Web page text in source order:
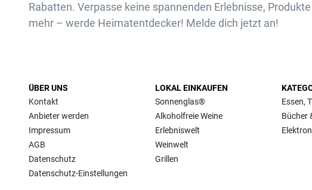
Rabatten. Verpasse keine spannenden Erlebnisse,
mehr – werde Heimatentdecker! Melde dich jetzt an!
ÜBER UNS
Kontakt
Anbieter werden
Impressum
AGB
Datenschutz
Datenschutz-Einstellungen
LOKAL EINKAUFEN
Sonnenglas®
Alkoholfreie Weine
Erlebniswelt
Weinwelt
Grillen
Essen,
Bücher